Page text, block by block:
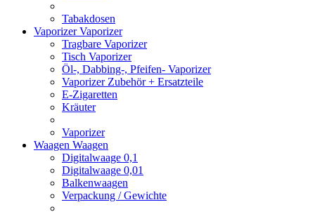
Tabakdosen
VaporizerVaporizer
Tragbare Vaporizer
Tisch Vaporizer
Öl-, Dabbing-, Pfeifen- Vaporizer
Vaporizer Zubehör + Ersatzteile
E-Zigaretten
Kräuter
Vaporizer
Waagen Waagen
Digitalwaage 0,1
Digitalwaage 0,01
Balkenwaagen
Verpackung / Gewichte